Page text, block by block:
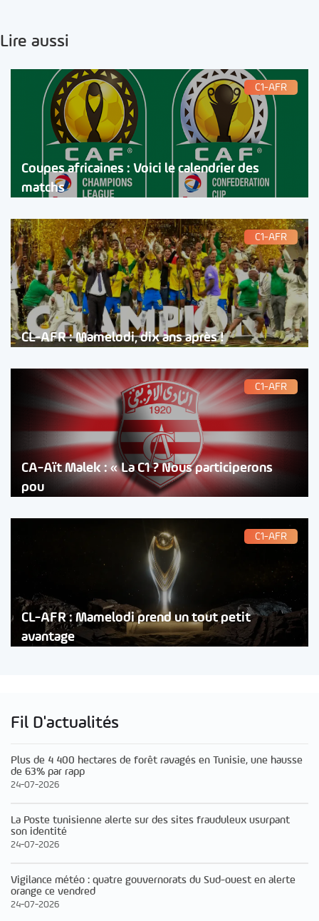
Lire aussi
C1-AFR
Coupes africaines : Voici le calendrier des
matchs
C1-AFR
CL-AFR : Mamelodi, dix ans après !
C1-AFR
CA-Aït Malek : « La C1 ? Nous participerons
pou
C1-AFR
CL-AFR : Mamelodi prend un tout petit
avantage
Fil D'actualités
Plus de 4 400 hectares de forêt ravagés en Tunisie, une hausse
de 63% par rapp
24-07-2026
La Poste tunisienne alerte sur des sites frauduleux usurpant
son identité
24-07-2026
Vigilance météo : quatre gouvernorats du Sud-ouest en alerte
orange ce vendred
24-07-2026